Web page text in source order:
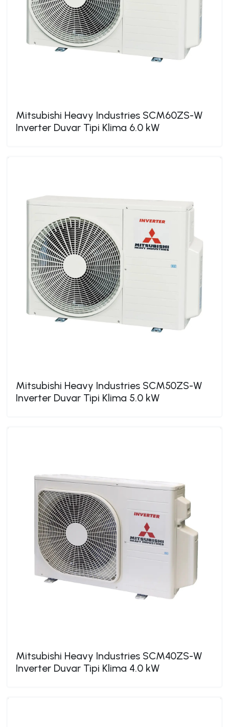
Mitsubishi Heavy Industries SCM60ZS-W
Inverter Duvar Tipi Klima 6.0 kW
Mitsubishi Heavy Industries SCM50ZS-W
Inverter Duvar Tipi Klima 5.0 kW
Mitsubishi Heavy Industries SCM40ZS-W
Inverter Duvar Tipi Klima 4.0 kW